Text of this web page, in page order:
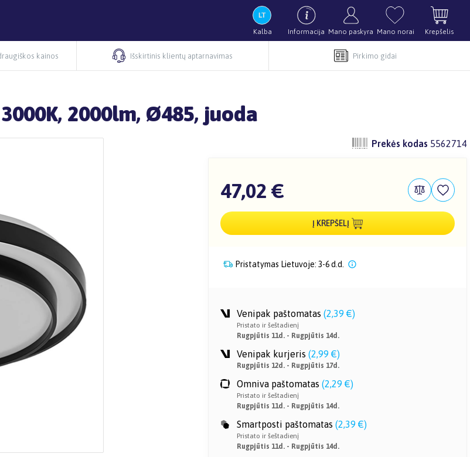
Kalba Informacija Mano paskyra Mano norai Krepšelis
kainos Išskirtinis klientų aptarnavimas Pirkimo gidai
2000lm, Ø485, juoda
Prekės kodas 5562714
47,02 €
Į KREPŠELĮ
Pristatymas Lietuvoje: 3-6 d.d.
Venipak paštomatas (2,39 €)
Pristato ir šeštadienį
Rugpjūtis 11d. - Rugpjūtis 14d.
Venipak kurjeris (2,99 €)
Rugpjūtis 12d. - Rugpjūtis 17d.
Omniva paštomatas (2,29 €)
Pristato ir šeštadienį
Rugpjūtis 11d. - Rugpjūtis 14d.
Smartposti paštomatas (2,39 €)
Pristato ir šeštadienį
Rugpjūtis 11d. - Rugpjūtis 14d.